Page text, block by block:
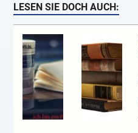
LESEN SIE DOCH AUCH: